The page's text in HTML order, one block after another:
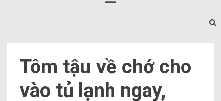
Tôm tậu về chớ cho
vào tủ lạnh ngay,